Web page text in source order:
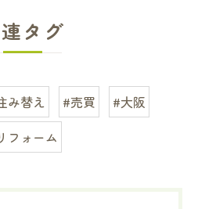
タグ
み替え #売買
#大阪
フォーム